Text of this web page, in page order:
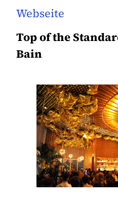
Webseite
Top of the
Bain